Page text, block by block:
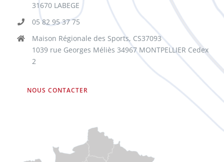
31670 LABEGE
05 82 95 37 75
Maison Régionale des Sports, CS37093
1039 rue Georges Méliès 34967 MONTPELLIER Cedex
2
NOUS CONTACTER